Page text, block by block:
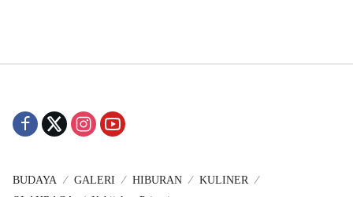
BUDAYA GALERI HIBURAN
KULINER